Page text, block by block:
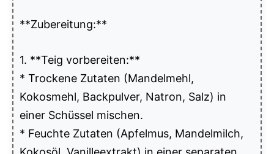
**Zubereitung:**
1. **Teig vorbereiten:**
* Trockene Zutaten (Mandelmehl,
Kokosmehl, Backpulver, Natron, Salz) in
einer Schüssel mischen.
* Feuchte Zutaten (Apfelmus, Mandelmilch,